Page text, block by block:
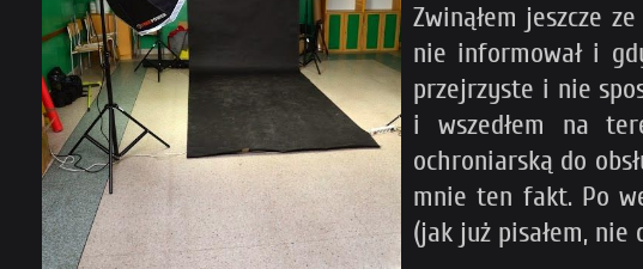
Zwinąłem jeszcze
nie informował i
przejrzyste i nie
i wszedłem na
ochroniarską do
mnie ten fakt. Po
(jak już pisałem,